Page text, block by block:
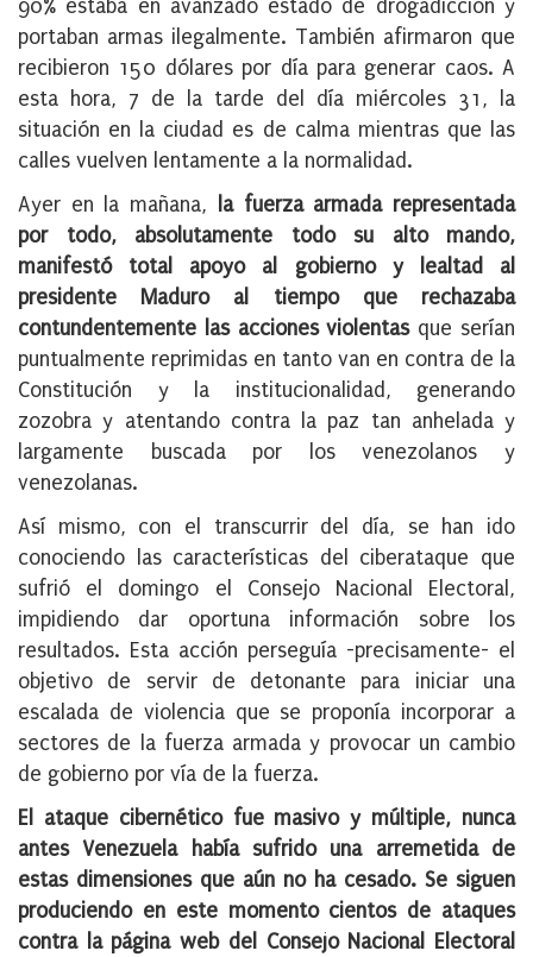
90% estaba en avanzado estado de drogadicción y
portaban armas ilegalmente. También afirmaron que
recibieron 150 dólares por día para generar caos. A
esta hora, 7 de la tarde del día miércoles 31, la
situación en la ciudad es de calma mientras que las
calles vuelven lentamente a la normalidad.
Ayer en la mañana,
la fuerza armada representada
por todo, absolutamente todo su alto mando,
manifestó total apoyo al gobierno y lealtad al
presidente Maduro al tiempo que rechazaba
contundentemente las acciones violentasque serían
puntualmente reprimidas en tanto van en contra de la
Constitución y la institucionalidad, generando
zozobra y atentando contra la paz tan anhelada y
largamente buscada por los venezolanos y
venezolanas.
Así mismo, con el transcurrir del día, se han ido
conociendo las características del ciberataque que
sufrió el domingo el Consejo Nacional Electoral,
impidiendo dar oportuna información sobre los
resultados. Esta acción perseguía -precisamente- el
objetivo de servir de detonante para iniciar una
escalada de violencia que se proponía incorporar a
sectores de la fuerza armada y provocar un cambio
de gobierno por vía de la fuerza.
El ataque cibernético fue masivo y múltiple, nunca
antes Venezuela había sufrido una arremetida de
estas dimensiones que aún no ha cesado. Se siguen
produciendo en este momento cientos de ataques
contra la página web del Consejo Nacional Electoral